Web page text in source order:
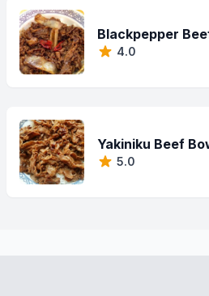
Blackpepper
4.0
Yakiniku Beef
5.0